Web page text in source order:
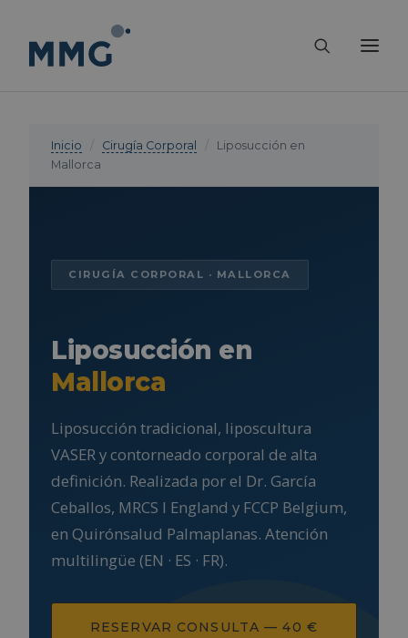
Inicio / Cirugía Corporal /
Liposucción en
Mallorca
CIRUGÍA CORPORAL · MALLORCA
Liposucción en
Mallorca
Liposucción tradicional, liposcultura
VASER y contorneado corporal de alta
definición. Realizada por el Dr. García
Ceballos, MRCS I England y FCCP Belgium,
en Quirónsalud Palmaplanas. Atención
multilingüe (EN · ES · FR).
RESERVAR CONSULTA — 40 €